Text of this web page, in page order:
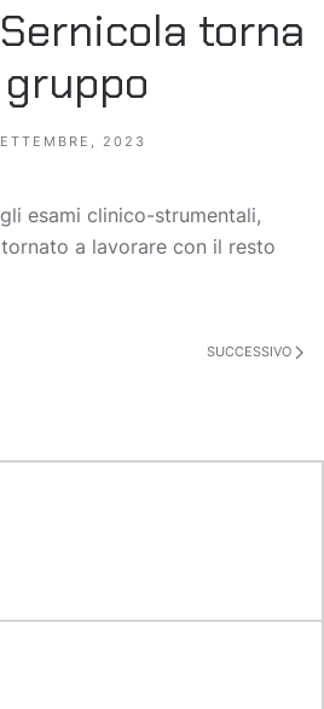
torna
2023
esami clinico-strumentali,
a lavorare con il resto
SUCCESSIVO